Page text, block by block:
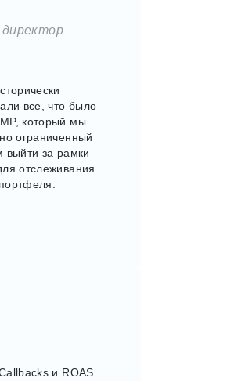
все, что было
который мы
ограниченный
выйти за рамки
отслеживания
и ROAS